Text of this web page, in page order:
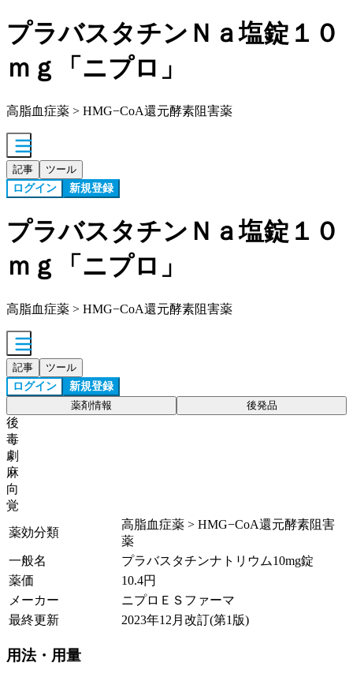
プラバスタチンＮａ塩錠１０
ｍｇ「ニプロ」
高脂血症薬 > HMG−CoA還元酵素阻害薬
記事 ツール
ログイン 新規登録
プラバスタチンＮａ塩錠１０
ｍｇ「ニプロ」
高脂血症薬 > HMG−CoA還元酵素阻害薬
記事 ツール
ログイン 新規登録
薬剤情報 後発品
後
毒
劇
麻
向
覚
薬効分類
高脂血症薬 > HMG−CoA還元酵素阻害
薬
一般名
プラバスタチンナトリウム10mg錠
薬価
10.4円
メーカー
ニプロＥＳファーマ
最終更新
2023年12月改訂(第1版)
用法・用量